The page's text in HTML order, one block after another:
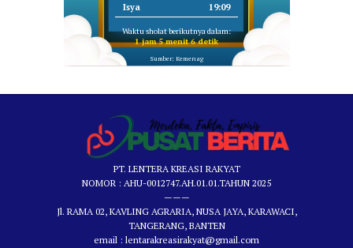
Isya 19:09
Waktu sholat berikutnya dalam:
1 jam 5 menit 6 detik
Sumber: Kemenag
PT. LENTERA KREASI RAKYAT
NOMOR : AHU-0012747.AH.01.01.TAHUN 2025
———
Jl. RAMA 02, KAVLING AGRARIA, NUSA JAYA, KARAWACI,
TANGERANG, BANTEN
email : lentarakreasirakyat@gmail.com